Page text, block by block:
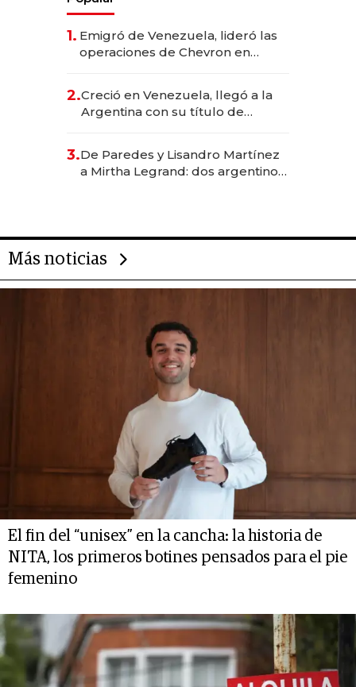
1. Emigró de Venezuela, lideró las
operaciones de Chevron en
2.Creció en Venezuela, llegó a la
Argentina con su título de
las marcas "fast premium"
3.De Paredes y Lisandro Martínez
a Mirtha Legrand: dos argentinos
Más noticias
El fin del “unisex” en la cancha: la historia de
NITA, los primeros botines pensados para el pie
femenino